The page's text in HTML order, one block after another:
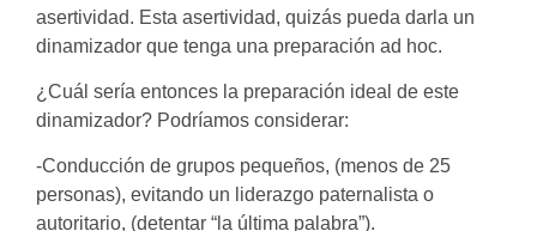
asertividad. Esta asertividad, quizás pueda darla un
dinamizador que tenga una preparación ad hoc.
¿Cuál sería entonces la preparación ideal de este
dinamizador? Podríamos considerar:
-Conducción de grupos pequeños, (menos de 25
personas), evitando un liderazgo paternalista o
autoritario, (detentar “la última palabra”).